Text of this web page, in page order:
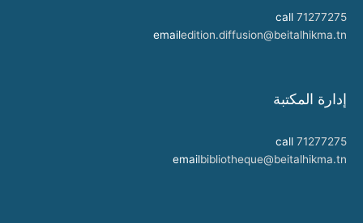
call 71277275
emailedition.diffusion@beitalhikma.tn
إدارة المكتبة
call 71277275
emailbibliotheque@beitalhikma.tn